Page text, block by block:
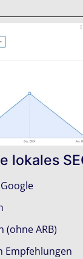
lokales
(ohne ARB)
Empfehlungen